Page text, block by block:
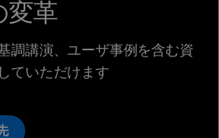
変革
調講演、ユーザ事例を含む資
ていただけます